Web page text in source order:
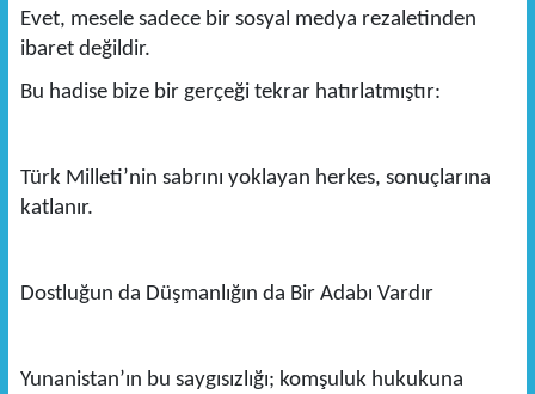
Evet, mesele sadece bir sosyal medya rezaletinden
ibaret değildir.
Bu hadise bize bir gerçeği tekrar hatırlatmıştır:
Türk Milleti’nin sabrını yoklayan herkes, sonuçlarına
katlanır.
Dostluğun da Düşmanlığın da Bir Adabı Vardır
Yunanistan’ın bu saygısızlığı; komşuluk hukukuna